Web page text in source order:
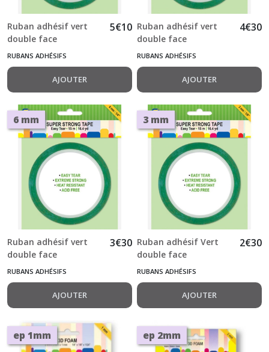
Ruban adhésif vert
double face
transparent 12 mm x
15 m Sticky Tape
5€10
RUBANS ADHÉSIFS
AJOUTER
Ruban adhésif vert
double face
transparent 9 mm x
15 m Sticky Tape
4€30
RUBANS ADHÉSIFS
AJOUTER
6 mm
Ruban adhésif vert
double face
transparent 6 mm x
15 m Sticky Tape
3€30
RUBANS ADHÉSIFS
AJOUTER
3 mm
Ruban adhésif Vert
double face
transparent 3 mm x
15 m Sticky Tape
2€30
RUBANS ADHÉSIFS
AJOUTER
ep 1mm ep 2mm